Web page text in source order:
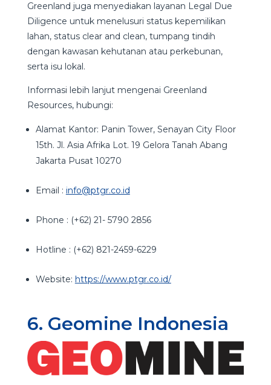
Greenland juga menyediakan layanan Legal Due
Diligence untuk menelusuri status kepemilikan
lahan, status clear and clean, tumpang tindih
dengan kawasan kehutanan atau perkebunan,
serta isu lokal.
Informasi lebih lanjut mengenai Greenland
Resources, hubungi:
Alamat Kantor: Panin Tower, Senayan City Floor
15th. Jl. Asia Afrika Lot. 19 Gelora Tanah Abang
Jakarta Pusat 10270
Email : info@ptgr.co.id
Phone : (+62) 21- 5790 2856
Hotline : (+62) 821-2459-6229
Website: https://www.ptgr.co.id/
6. Geomine Indonesia